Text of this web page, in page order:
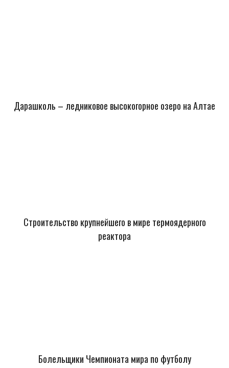
Дарашколь – ледниковое высокогорное озеро на Алтае
Строительство крупнейшего в мире термоядерного
реактора
Болельщики Чемпионата мира по футболу